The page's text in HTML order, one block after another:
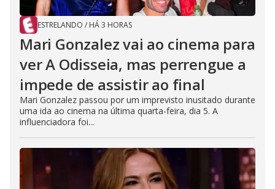
ESTRELANDO / HÁ 3 HORAS
Mari Gonzalez vai ao cinema para
ver A Odisseia, mas perrengue a
impede de assistir ao final
Mari Gonzalez passou por um imprevisto inusitado durante
uma ida ao cinema na última quarta-feira, dia 5. A
influenciadora foi...